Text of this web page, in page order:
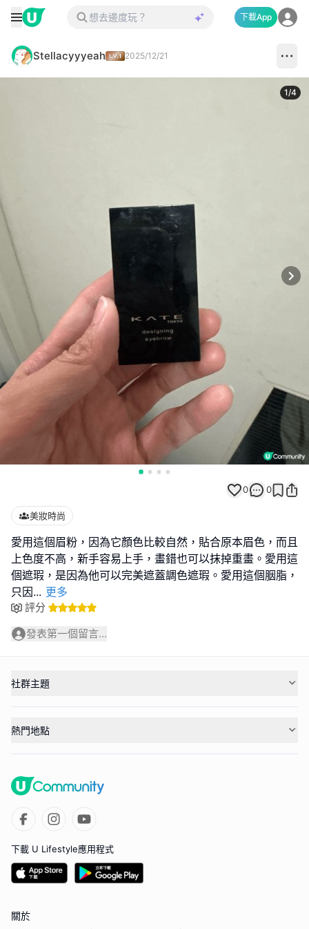
下載App
Stellacyyyeah 2025/12/21
1/4
0 0
美妝時尚
愛用這個眉粉，因為它顏色比較自然，貼合原本眉色，而且
上色度不高，新手容易上手，畫錯也可以抹掉重畫。愛用這
個遮瑕，是因為他可以完美遮蓋調色遮瑕。愛用這個胭脂，
只因... 更多
評分
發表第一個留言...
社群主題
熱門地點
下載 U Lifestyle應用程式
關於